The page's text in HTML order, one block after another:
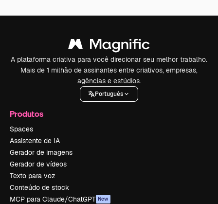
A plataforma criativa para você direcionar seu melhor trabalho.
Mais de 1 milhão de assinantes entre criativos, empresas,
agências e estúdios.
Português
Produtos
Spaces
Assistente de IA
Gerador de imagens
Gerador de vídeos
Texto para voz
Conteúdo de stock
MCP para Claude/ChatGPT New